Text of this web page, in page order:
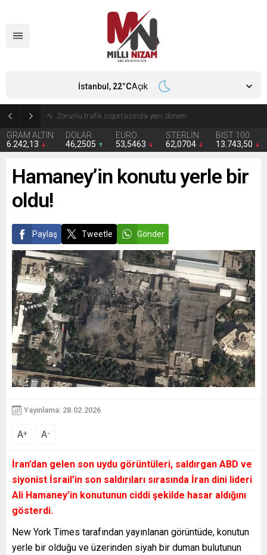
Silivri Belediyesi’ne operasyon gözaltılar var
GRAM ALTIN
6.242,13
DOLAR
46,2505
EURO
53,5463
STERLİN
62,0704
BIST 100
13.743,50
İstanbul, 22°CAçık
Hamaney’in konutu yerle bir
oldu!
Paylaş Tweetle Gönder
Yayınlama: 28.02.2026
A+ A-
İran’dan gelen son uydu görüntüleri, saldırgan ABD ve
siyonist İsrail’in son saldırıları sırasında İran dini lideri
Ali Hamaney’in konutunun ciddi şekilde hasar aldığını
gösterdi.
New York Times tarafından yayınlanan görüntüde, konutun
yerle bir olduğu ve üzerinden siyah bir duman bulutunun